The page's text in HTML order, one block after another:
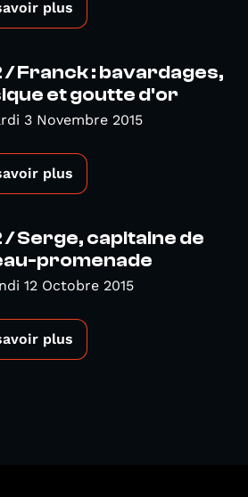
plus
/ Franck : bavardages,
et goutte d'or
3 Novembre 2015
plus
/ Serge, capitaine de
promenade
12 Octobre 2015
plus